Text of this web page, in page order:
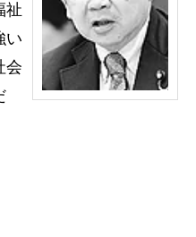
祉
い
会